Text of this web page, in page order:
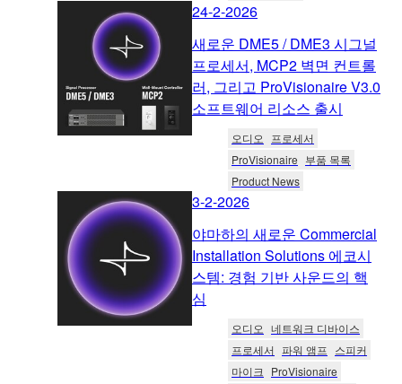
24-2-2026
새로운 DME5 / DME3 시그널
프로세서, MCP2 벽면 컨트롤
러, 그리고 ProVisionaire V3.0
소프트웨어 리소스 출시
오디오
프로세서
ProVisionaire 부품 목록
Product News
3-2-2026
야마하의 새로운 Commercial
Installation Solutions 에코시
스템: 경험 기반 사운드의 핵
심
오디오 네트워크 디바이스
프로세서 파워 앰프 스피커
마이크
ProVisionaire